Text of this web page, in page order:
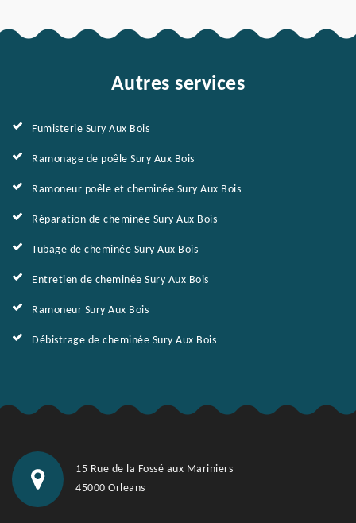
Autres services
Fumisterie Sury Aux Bois
Ramonage de poêle Sury Aux Bois
Ramoneur poêle et cheminée Sury Aux Bois
Réparation de cheminée Sury Aux Bois
Tubage de cheminée Sury Aux Bois
Entretien de cheminée Sury Aux Bois
Ramoneur Sury Aux Bois
Débistrage de cheminée Sury Aux Bois
15 Rue de la Fossé aux Mariniers
45000 Orleans